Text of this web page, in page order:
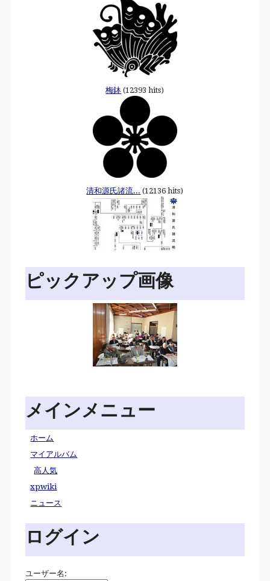
梅鉢 (12393 hits)
清和源氏諸流... (12136 hits)
ピックアップ画像
メインメニュー
ホーム
マイアルバム
高人気
xpwiki
ニュース
ログイン
ユーザー名: